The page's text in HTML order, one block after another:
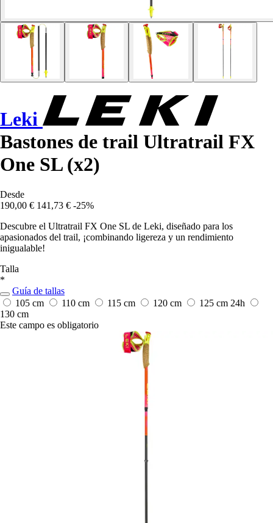
Leki
Bastones de trail Ultratrail FX
One SL (x2)
Desde
190,00 € 141,73 € -25%
Descubre el Ultratrail FX One SL de Leki, diseñado para los
apasionados del trail, ¡combinando ligereza y un rendimiento
inigualable!
Talla
*
Guía de tallas
105 cm
110 cm 115 cm 120 cm 125 cm 24h
130 cm
Este campo es obligatorio